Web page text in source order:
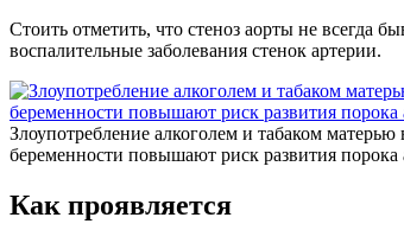
Стоить отметить, что стеноз аорты не всегда
воспалительные заболевания стенок артерии.
Злоупотребление алкоголем и табаком матерью
беременности повышают риск развития порока
Как проявляется